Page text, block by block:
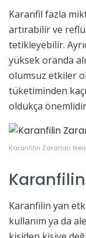
Karanfil fazla
artırabilir ve reflü
tetikleyebilir.
yüksek oranda
olumsuz etkiler
tüketiminden
oldukça
Karanfilin Zararları
Karanfilin yan
kullanım ya da